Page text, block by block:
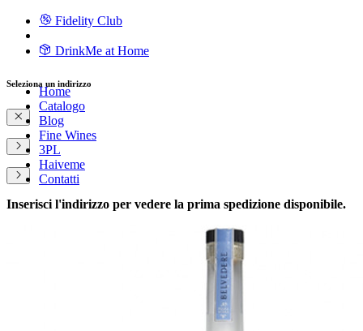
Fidelity Club
DrinkMe at Home
Home
Catalogo
Blog
Fine Wines
3PL
Haiveme
Contatti
Seleziona un indirizzo
Inserisci l'indirizzo per vedere la prima spedizione disponibile.